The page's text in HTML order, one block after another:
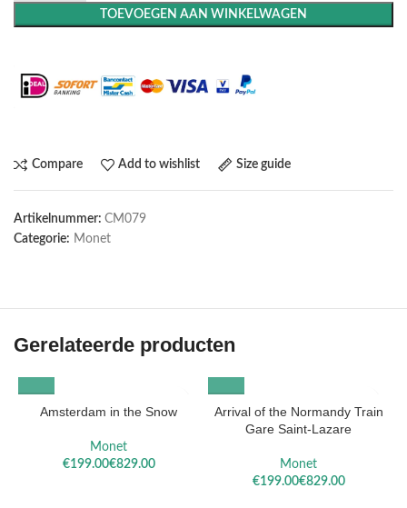
TOEVOEGEN AAN WINKELWAGEN
Compare Add to wishlist Size guide
Artikelnummer: CM079
Categorie: Monet
Gerelateerde producten
Amsterdam in the Snow
Monet
€
€
Arrival of the Normandy Train
Gare Saint-Lazare
Monet
€
€